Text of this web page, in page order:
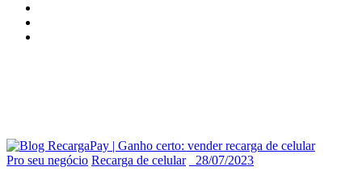
Pro seu negócio Recarga de celular 28/07/2023